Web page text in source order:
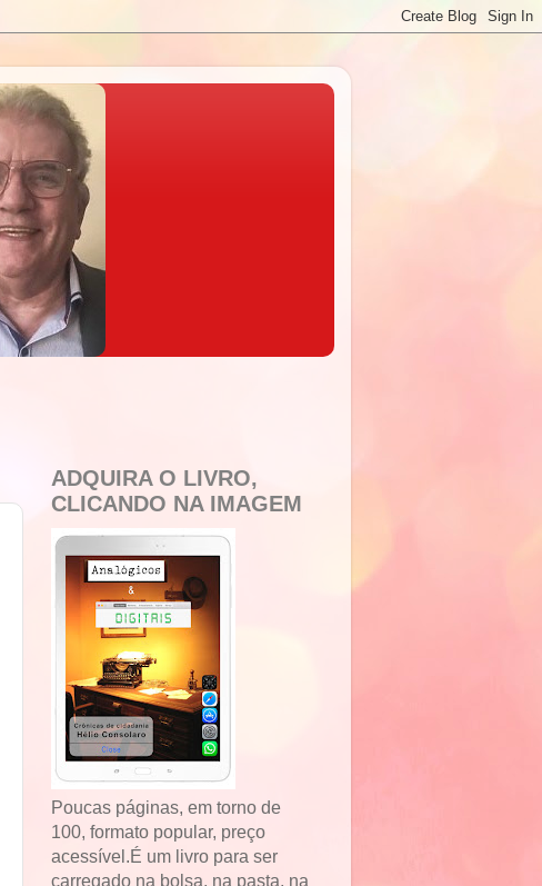
ADQUIRA O LIVRO,
CLICANDO NA IMAGEM
Poucas páginas, em torno de
100, formato popular, preço
acessível.É um livro para ser
carregado na bolsa, na pasta, na